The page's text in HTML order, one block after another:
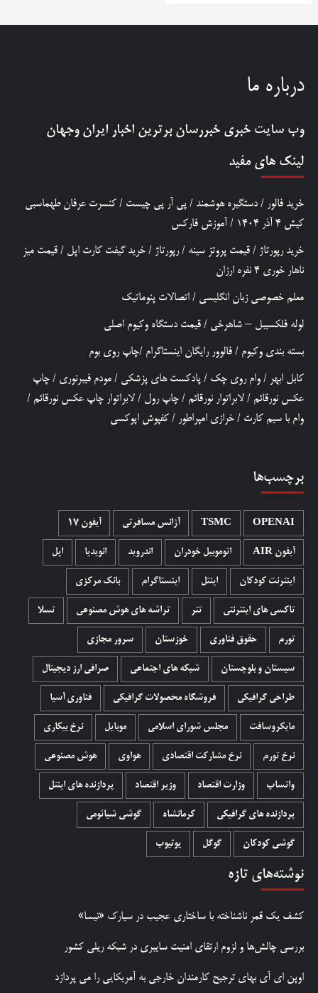
درباره ما
وب سایت خبری خبررسان برترین اخبار ایران وجهان
لینک های مفید
خرید فالور / دستگیره هوشمند / پی آر پی چیست / کنسرت عرفان طهماسبی
کیش 4 آذر 1404
/ آموزش فارکس
خرید رپورتاژ / قیمت پروتز سینه /رپورتاژ / خرید گیفت کارت اپل / قیمت میز
ناهار خوری 4 نفره ارزان
معلم خصوصی زبان انگلیسی / اتصالات پنوماتیک
لوله فلکسیبل – شاهرخی / قیمت دستگاه وکیوم اصلی
بسته بندی وکیوم / فالوور رایگان اینستاگرام /چاپ روی بوم
کابل ابهر / وام روی چک / پادکست های پزشکی / مودم فیبرنوری / چاپ
عکس نورقائم / لابراتوار نورقائم / چاپ رول / لابراتوار چاپ عکس نورقائم /
وام با سیم کارت / خرازی امپراطور / کفپوش اپوکسی
برچسب‌ها
OPENAI
TSMC آژانس مسافرتی آیفون 17
آیفون AIR اتوموبیل خودران اندروید انویدیا اپل
اینترنت کودکان اینتل اینستاگرام بانک مرکزی
تاکسی های اینترنتی تتر تراشه های هوش مصنوعی تسلا
تورم حقوق فناوری خوزستان سرور مجازی
سیستان و بلوچستان شبکه های اجتماعی صرافی ارز دیجیتال
طراحی گرافیکی فروشگاه محصولات گرافيکی فناوری آسیا
مایکروسافت مجلس شورای اسلامی موبایل نرخ بیکاری
نرخ تورم نرخ مشارکت اقتصادی هواوی هوش مصنوعی
واتساپ وزارت اقتصاد وزیر اقتصاد پردازنده های اینتل
پردازنده های گرافیکی کرمانشاه گوشی شیائومی
گوشی کودکان گوگل یوتیوب
نوشته‌های تازه
کشف یک قمر ناشناخته با ساختاری عجیب در سیارک «نیسا»
بررسی چالش‌ها و لزوم ارتقای امنیت سایبری در شبکه ریلی کشور
اوپن ای آی بهای ترجیح کارمندان خارجی به آمریکایی را می پردازد